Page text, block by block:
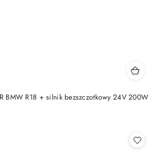
BMW R18 + silnik bezszczotkowy 24V 200W